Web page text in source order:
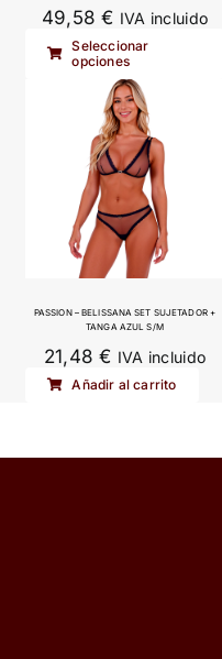
49,58€ IVA incluido
Seleccionar
opciones
PASSION – BELISSANA SET SUJETADOR +
TANGA AZUL S/M
21,48€ IVA incluido
Añadir al carrito